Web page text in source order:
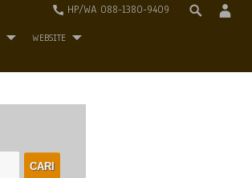
HP/WA 088-1380-9409
WEBSITE